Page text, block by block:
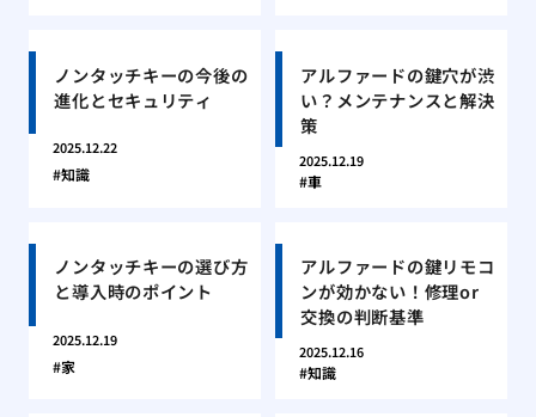
ノンタッチキーの今後の
進化とセキュリティ
2025.12.22
知識
アルファードの鍵穴が渋
い？メンテナンスと解決
策
2025.12.19
車
ノンタッチキーの選び方
と導入時のポイント
2025.12.19
家
アルファードの鍵リモコ
ンが効かない！修理or
交換の判断基準
2025.12.16
知識